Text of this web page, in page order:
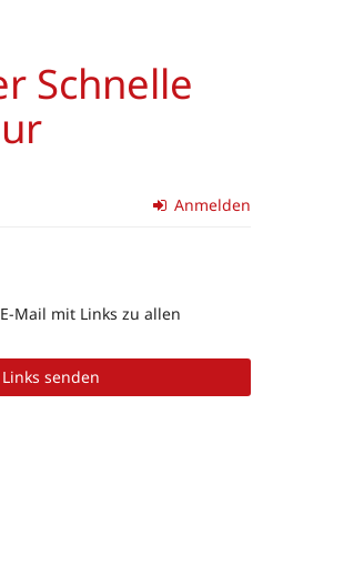
Schnelle
Anmelden
Mail mit Links zu allen
Links senden